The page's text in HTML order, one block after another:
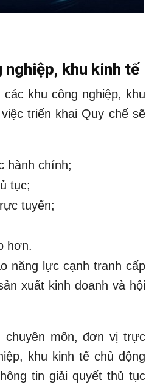
khu kinh tế
khu công nghiệp, khu
triển khai Quy chế sẽ
hành chính;
tục;
tuyến;
hơn.
năng lực cạnh tranh cấp
xuất kinh doanh và hội
chuyên môn, đơn vị trực
khu kinh tế chủ động
tin giải quyết thủ tục